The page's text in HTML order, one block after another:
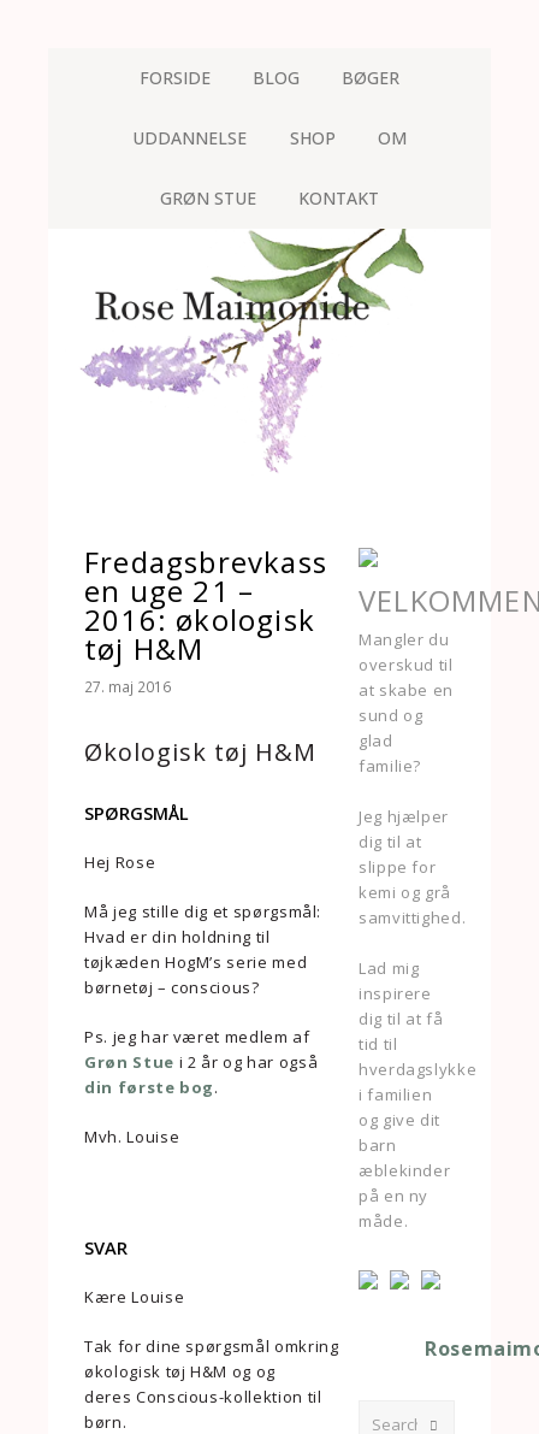
FORSIDE BLOG BØGER
UDDANNELSE SHOP OM
GRØN STUE KONTAKT
Fredagsbrevkass
en uge 21 –
2016: økologisk
tøj H&M
27. maj 2016
Økologisk tøj H&M
SPØRGSMÅL
Hej Rose
Må jeg stille dig et spørgsmål:
Hvad er din holdning til
tøjkæden HogM’s serie med
børnetøj – conscious?
Ps. jeg har været medlem af
Grøn Stue i 2 år og har også
din første bog.
Mvh. Louise
SVAR
Kære Louise
Tak for dine spørgsmål omkring
økologisk tøj H&M og og
deres Conscious-kollektion til
børn.
Mangler du
overskud til
at skabe en
sund og
glad
familie?
Jeg hjælper
dig til at
slippe for
kemi og grå
samvittighed.
Lad mig
inspirere
dig til at få
tid til
hverdagslykke
i familien
og give dit
barn
æblekinder
på en ny
måde.